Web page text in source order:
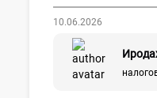
10.06.2026